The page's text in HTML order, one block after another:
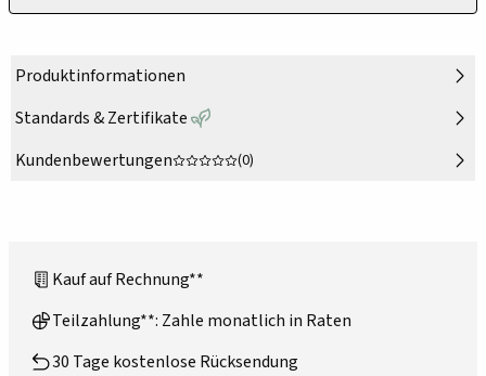
Produktinformationen
Standards & Zertifikate
Kundenbewertungen
(0)
Kauf auf Rechnung**
Teilzahlung**: Zahle monatlich in Raten
30 Tage kostenlose Rücksendung